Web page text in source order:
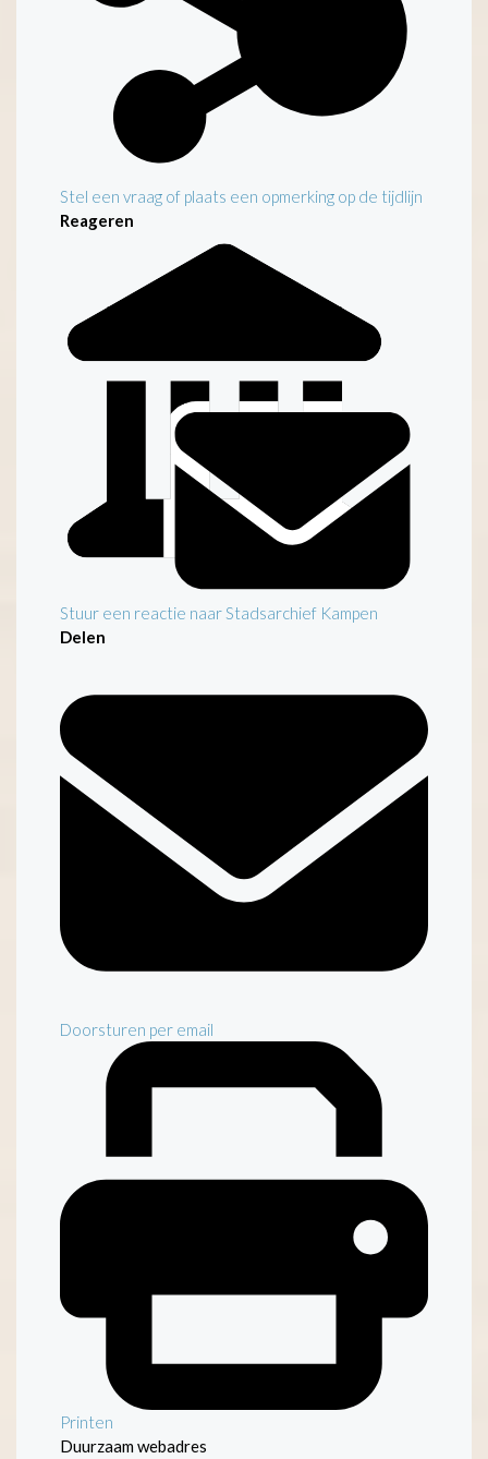
Stel een vraag of plaats een opmerking op de tijdlijn
Reageren
Stuur een reactie naar Stadsarchief Kampen
Delen
Doorsturen per email
Printen
Duurzaam webadres